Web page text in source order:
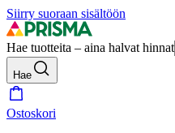
Siirry suoraan sisältöön
Hae tuotteita – aina halvat hinnat
Hae
Ostoskori